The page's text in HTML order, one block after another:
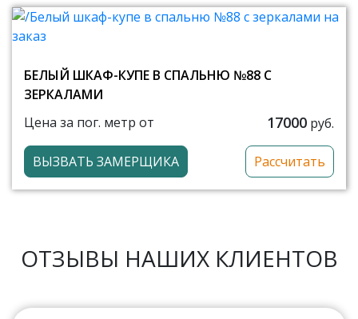
БЕЛЫЙ ШКАФ-КУПЕ В СПАЛЬНЮ №88 С
ЗЕРКАЛАМИ
Цена за пог. метр от
17000 руб.
ВЫЗВАТЬ ЗАМЕРЩИКА Рассчитать
ОТЗЫВЫ НАШИХ КЛИЕНТОВ